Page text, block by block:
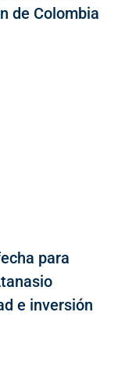
de Colombia
para
e inversión